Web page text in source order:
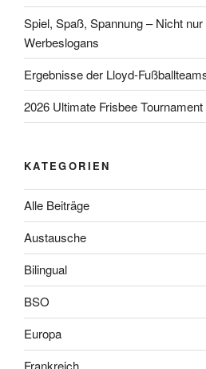
Spiel, Spaß, Spannung – Nicht
Werbeslogans
Ergebnisse der Lloyd-
2026 Ultimate Frisbee
KATEGORIEN
Alle Beiträge
Austausche
Bilingual
BSO
Europa